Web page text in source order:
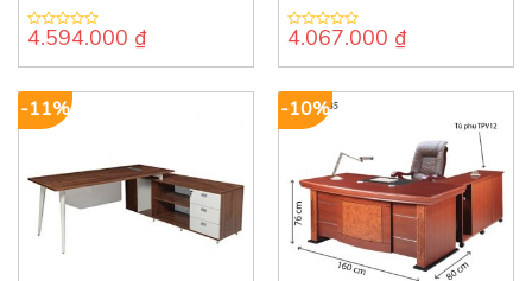
0
of
4.594.000 ₫
0
of
4.067.000 ₫
-11% -10%